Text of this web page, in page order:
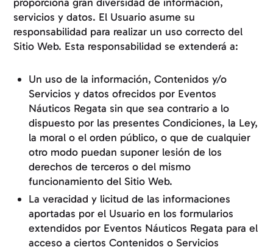
servicios y datos. El Usuario asume su
responsabilidad para realizar un uso correcto del
Sitio Web. Esta responsabilidad se extenderá a:
Un uso de la información, Contenidos y/o
Servicios y datos ofrecidos por Eventos
Náuticos Regata sin que sea contrario a lo
dispuesto por las presentes Condiciones, la Ley,
la moral o el orden público, o que de cualquier
otro modo puedan suponer lesión de los
derechos de terceros o del mismo
funcionamiento del Sitio Web.
La veracidad y licitud de las informaciones
aportadas por el Usuario en los formularios
extendidos por Eventos Náuticos Regata para el
acceso a ciertos Contenidos o Servicios